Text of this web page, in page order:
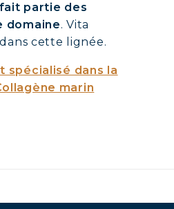
partie des
domaine. Vita
cette lignée.
spécialisé dans la
marin